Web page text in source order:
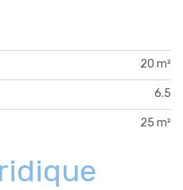
20 m²
6.5
25 m²